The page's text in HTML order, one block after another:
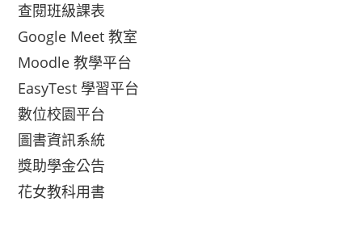
查閱班級課表
Google Meet 教室
Moodle 教學平台
EasyTest 學習平台
數位校園平台
圖書資訊系統
獎助學金公告
花女教科用書